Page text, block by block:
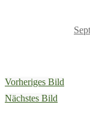
Vorheriges Bild
Nächstes Bild